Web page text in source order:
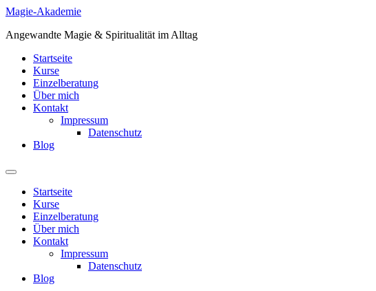
Zum
springen
Magie-Akademie
Angewandte Magie & Spiritualität im Alltag
Startseite
Kurse
Einzelberatung
Über mich
Kontakt
Impressum
Datenschutz
Blog
Startseite
Kurse
Einzelberatung
Über mich
Kontakt
Impressum
Datenschutz
Blog